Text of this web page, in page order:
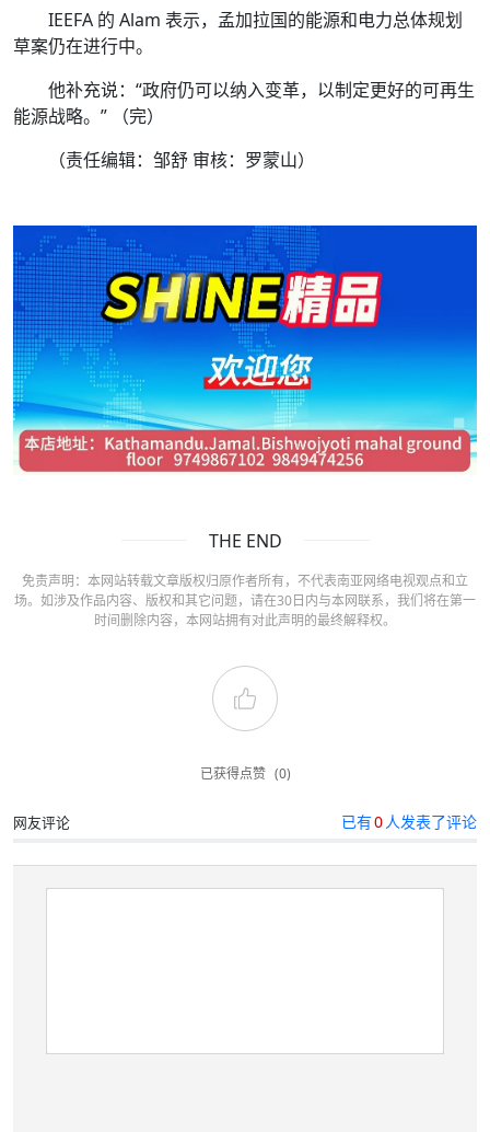
IEEFA 的 Alam 表示，孟加拉国的能源和电力总体规划
草案仍在进行中。
他补充说：“政府仍可以纳入变革，以制定更好的可再生
能源战略。” （完）
（责任编辑：邹舒 审核：罗蒙山）
THE END
免责声明：本网站转载文章版权归原作者所有，不代表南亚网络电视观点和立
场。如涉及作品内容、版权和其它问题，请在30日内与本网联系，我们将在第一
时间删除内容，本网站拥有对此声明的最终解释权。
已获得点赞 (0)
网友评论 已有0 人发表了评论